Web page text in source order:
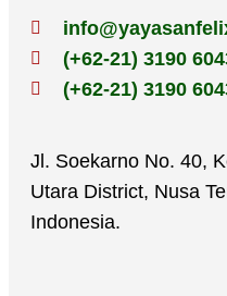
(+62-21) 3190
(+62-21) 3190
Jl. Soekarno No. 40,
Utara District, Nusa
Indonesia.